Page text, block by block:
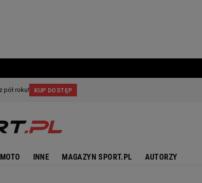
MOTO INNE MAGAZYN SPORT.PL AUTORZY